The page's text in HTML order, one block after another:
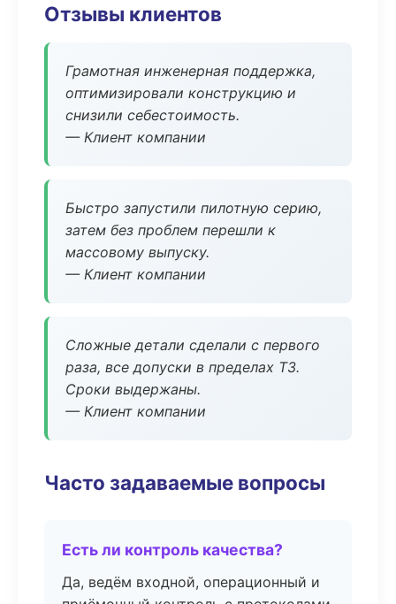
Отзывы клиентов
Грамотная инженерная поддержка,
оптимизировали конструкцию и
снизили себестоимость.
— Клиент компании
Быстро запустили пилотную серию,
затем без проблем перешли к
массовому выпуску.
— Клиент компании
Сложные детали сделали с первого
раза, все допуски в пределах ТЗ.
Сроки выдержаны.
— Клиент компании
Часто задаваемые вопросы
Есть ли контроль качества?
Да, ведём входной, операционный и